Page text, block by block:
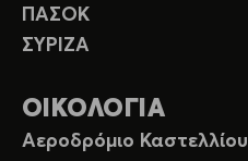
ΠΑΣΟΚ
ΣΥΡΙΖΑ
ΟΙΚΟΛΟΓΙΑ
Αεροδρόμιο Καστελλίου